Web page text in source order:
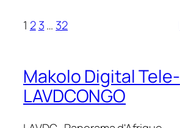
1 2 3… 32
Makolo Digital Tele-
LAVDCONGO